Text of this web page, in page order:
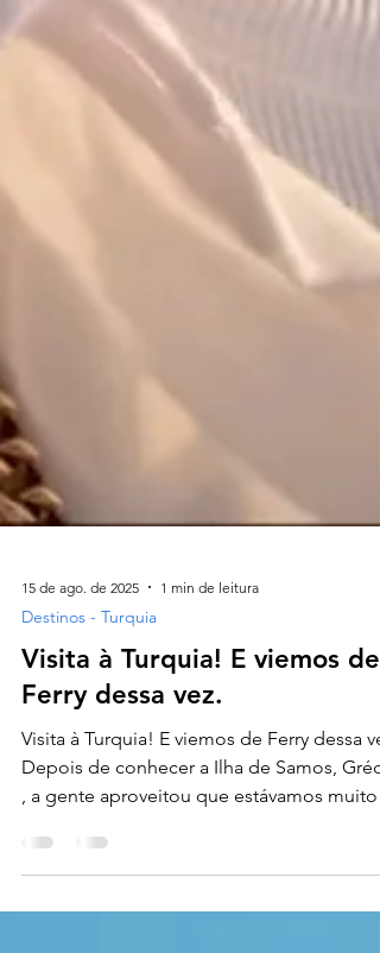
Destinos - Turquia
Visita à Turquia! E viemos de
Ferry dessa vez.
Visita à Turquia! E viemos de Ferry dessa
Depois de conhecer a Ilha de Samos,
, a gente aproveitou que estávamos muito
perto...